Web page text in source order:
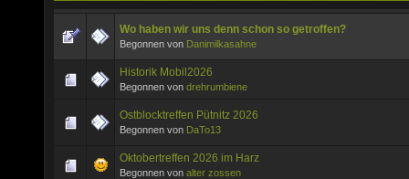
Wo haben wir uns denn schon so getroffen?
Begonnen von Danimilkasahne
Historik Mobil2026
Begonnen von drehrumbiene
Ostblocktreffen Pütnitz 2026
Begonnen von DaTo13
Oktobertreffen 2026 im Harz
Begonnen von alter zossen